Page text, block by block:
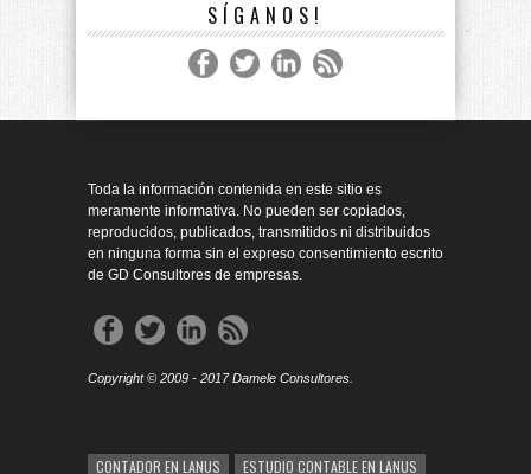
SÍGANOS!
Toda la información contenida en este sitio es
meramente informativa. No pueden ser copiados,
reproducidos, publicados, transmitidos ni distribuidos
en ninguna forma sin el expreso consentimiento escrito
de GD Consultores de empresas.
Copyright © 2009 - 2017 Damele Consultores.
CONTADOR EN LANUS ESTUDIO CONTABLE EN LANUS